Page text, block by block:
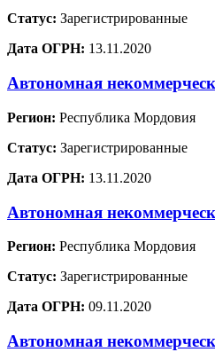
Статус: Зарегистрированные
Дата ОГРН: 13.11.2020
Автономная
Регион: Республика Мордовия
Статус: Зарегистрированные
Дата ОГРН: 13.11.2020
Автономная
Регион: Республика Мордовия
Статус: Зарегистрированные
Дата ОГРН: 09.11.2020
Автономная